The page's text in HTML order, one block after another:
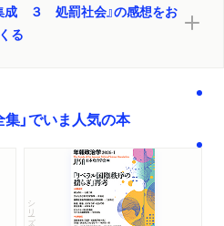
成 ３ 処罰社会』の感想をお
くる
集」でいま人気の本
シリーズ・全集